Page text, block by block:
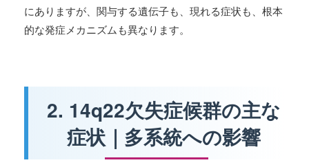
にありますが、関与する遺伝子も、現れる症状も、根本
的な発症メカニズムも異なります。
2. 14q22欠失症候群の主な
症状｜多系統への影響